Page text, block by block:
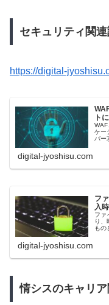
セキュリティ関
https://digital-
ト
ケー
バー
digital-jyoshisu.com
フ
入
ファ
り、
もの
ト
digital-jyoshisu.com
情シスのキャリ